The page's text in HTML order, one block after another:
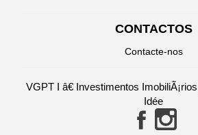
CONTACTOS
Contacte-nos
VGPT I â€ Investimentos
Idée